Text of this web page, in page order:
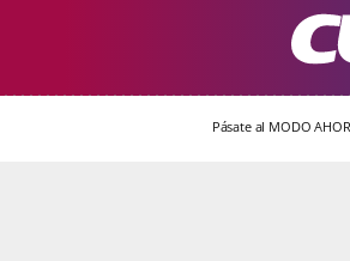
Pásate al MODO